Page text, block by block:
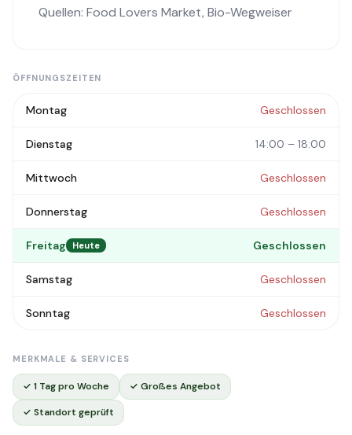
Quellen: Food Lovers Market, Bio-Wegweiser
ÖFFNUNGSZEITEN
Montag Geschlossen
Dienstag 14:00 – 18:00
Mittwoch Geschlossen
Donnerstag Geschlossen
Freitag Heute Geschlossen
Samstag Geschlossen
Sonntag Geschlossen
MERKMALE & SERVICES
✓ 1 Tag pro Woche ✓ Großes Angebot
✓ Standort geprüft